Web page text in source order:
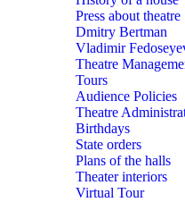
Press about theatre
Dmitry Bertman
Vladimir
Theatre
Tours
Audience Policies
Theatre
Birthdays
State orders
Plans of the halls
Theater interiors
Virtual Tour